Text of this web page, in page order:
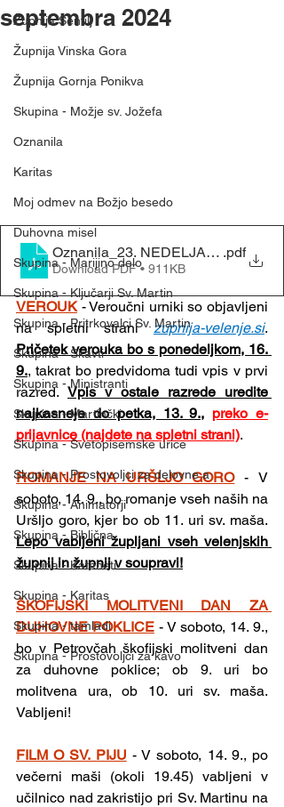
Župnija Šentilj
Župnija Vinska Gora
Župnija Gornja Ponikva
Skupina - Možje sv. Jožefa
Oznanila
Karitas
Moj odmev na Božjo besedo
Duhovna misel
Skupina - Marijino delo
Skupina - Ključarji Sv. Martin
Skupina - Pritrkovalci Sv. Martin
Skupina - Skavti
Skupina - Ministranti
Skupina - Martinčki
Skupina - Svetopisemske urice
Skupina - Prostovoljci za delovne a
Skupina - Animatorji
Skupina - Biblična
Skupina - Kateheti
Skupina - Karitas
Skupina - tamladi
Skupina - Prostovoljci za kavo
septembra 2024
.pdf
Download PDF • 911KB
VEROUK - Veroučni urniki so objavljeni
na spletni strani zupnija-velenje.si
Pričetek verouka bo s ponedeljkom, 16.
9., takrat bo predvidoma tudi vpis v prvi
razred. Vpis v ostale razrede uredite
najkasneje do petka, 13. 9., preko e-
prijavnice (najdete na spletni strani).
ROMANJE NA URŠLJO GORO - V
soboto, 14. 9., bo romanje vseh naših na
Lepo vabljeni župljani vseh velenjskih
župnij in župnij v soupravi!
ŠKOFIJSKI MOLITVENI DAN ZA
DUHOVNE POKLICE - V soboto, 14. 9.,
bo v Petrovčah škofijski molitveni dan
za duhovne poklice; ob 9. uri bo
molitvena ura, ob 10. uri sv. maša.
Vabljeni!
FILM O SV. PIJU - V soboto, 14. 9., po
večerni maši (okoli 19.45) vabljeni v
učilnico nad zakristijo pri Sv. Martinu na